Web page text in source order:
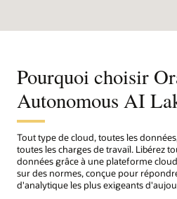
Pourquoi choisir
Autonomous AI
Tout type de cloud, toutes les
toutes les charges de travail. Libérez
données grâce à une plateforme
sur des normes, conçue pour
d'analytique les plus exigeants